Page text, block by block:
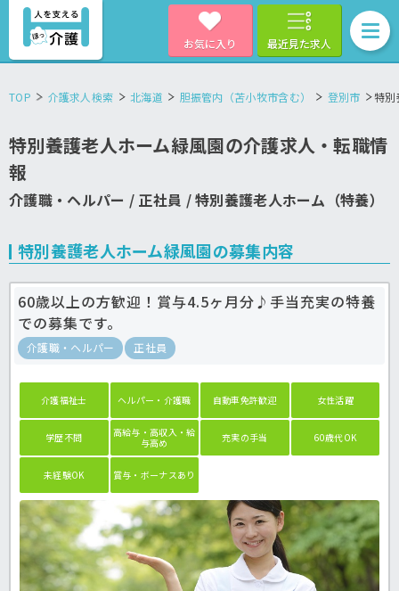
お気に入り 最近見た求人
TOP 介護求人検索 北海道 胆振管内（苫小牧市含む） 登別市 特別
特別養護老人ホーム緑風園の介護求人・転職情
報
介護職・ヘルパー / 正社員 / 特別養護老人ホーム（特養）
特別養護老人ホーム緑風園の募集内容
60歳以上の方歓迎！賞与4.5ヶ月分♪手当充実の特養
での募集です。
介護職・ヘルパー 正社員
介護福祉士 ヘルパー・介護職 自動車免許歓迎 女性活躍
学歴不問
高給与・高収入・給
与高め
充実の手当 60歳代OK
未経験OK 賞与・ボーナスあり